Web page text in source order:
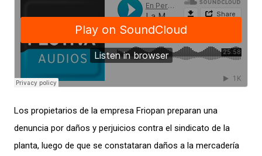
Los propietarios de la empresa Friopan preparan una
denuncia por daños y perjuicios contra el sindicato de la
planta, luego de que se constataran daños a la mercadería